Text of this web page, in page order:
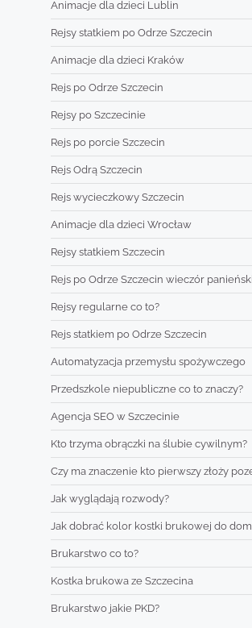
Animacje dla dzieci Lublin
Rejsy statkiem po Odrze Szczecin
Animacje dla dzieci Kraków
Rejs po Odrze Szczecin
Rejsy po Szczecinie
Rejs po porcie Szczecin
Rejs Odrą Szczecin
Rejs wycieczkowy Szczecin
Animacje dla dzieci Wrocław
Rejsy statkiem Szczecin
Rejs po Odrze Szczecin wieczór panieński
Rejsy regularne co to?
Rejs statkiem po Odrze Szczecin
Automatyzacja przemysłu spożywczego
Przedszkole niepubliczne co to znaczy?
Agencja SEO w Szczecinie
Kto trzyma obrączki na ślubie cywilnym?
Czy ma znaczenie kto pierwszy złoży
Jak wyglądają rozwody?
Jak dobrać kolor kostki brukowej do
Brukarstwo co to?
Kostka brukowa ze Szczecina
Brukarstwo jakie PKD?